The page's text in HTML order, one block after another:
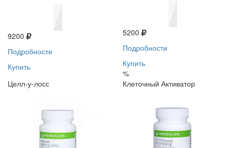
9200
Подробности
Купить
5200
Подробности
Купить
%
Целл-у-лосс
Клеточный Активатор